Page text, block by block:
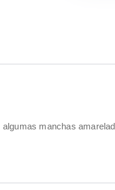
manchas